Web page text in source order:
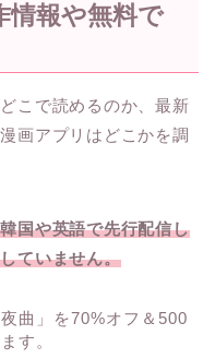
情報や無料で
こで読めるのか、最新
画アプリはどこかを調
国や英語で先行配信し
ていません。
曲」を70%オフ＆500
す。